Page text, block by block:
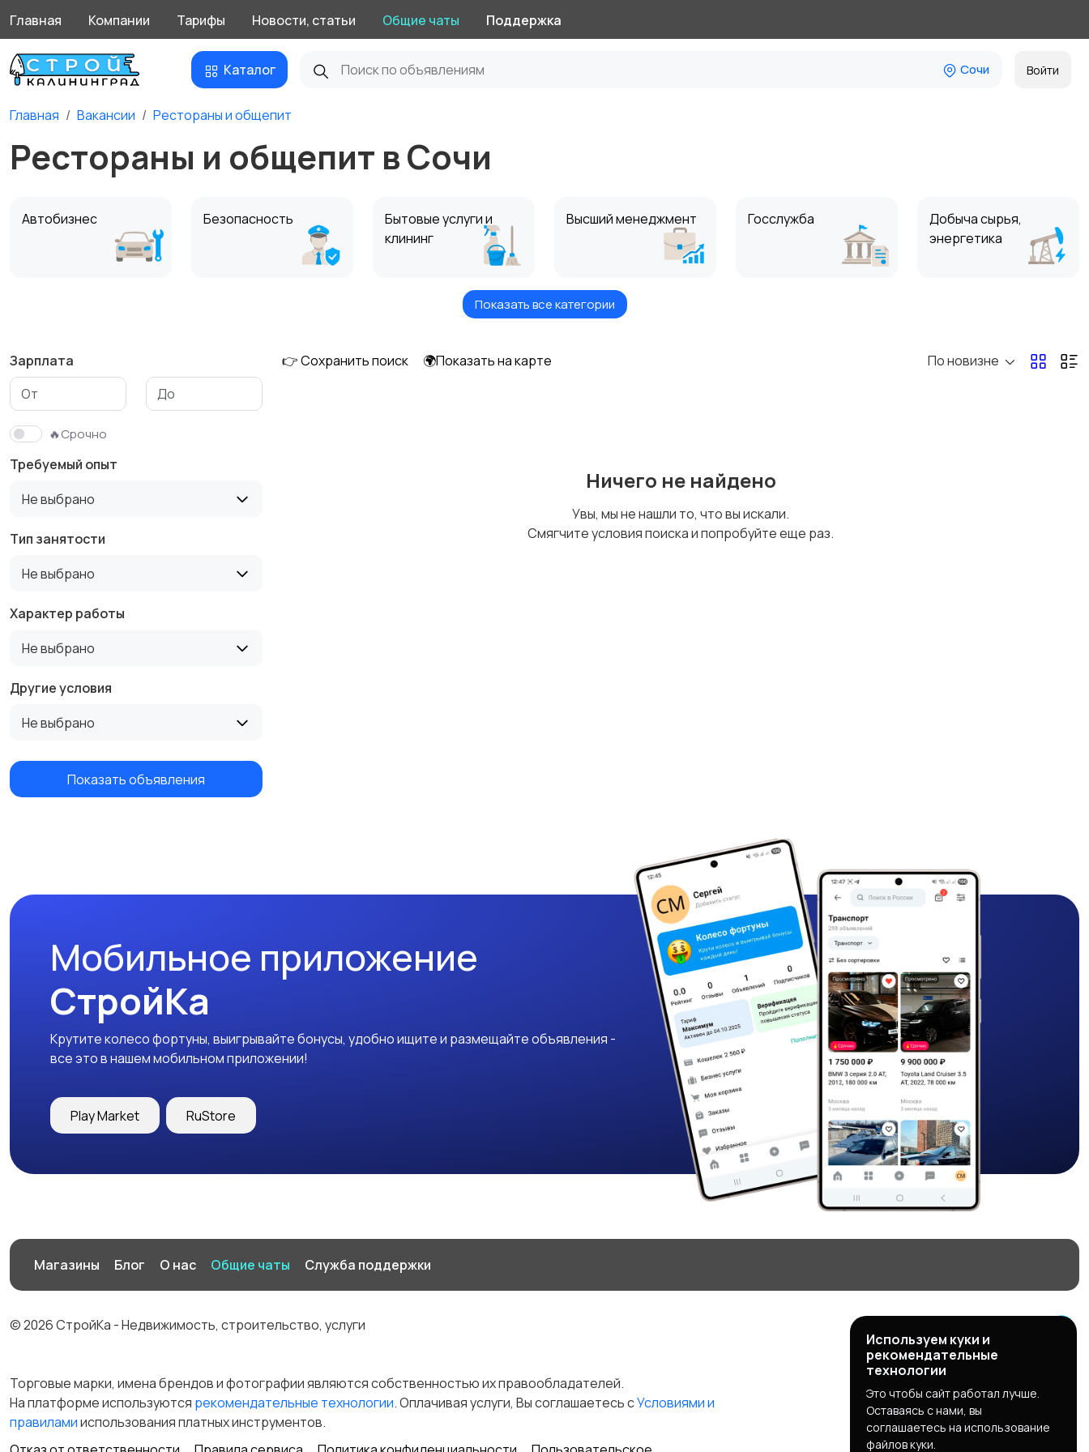
Главная Компании Тарифы Новости, статьи Общие чаты Поддержка
Каталог Сочи Войти
Главная Вакансии Рестораны и общепит
Рестораны и общепит в Сочи
Автобизнес Безопасность
Бытовые услуги и
клининг
Высший менеджмент Госслужба
Добыча сырья,
энергетика
Информационные
Искусство и
Начало карьеры
Производство
Рестораны и
Показать все категории
Зарплата
🔥Срочно
Требуемый опыт
Не выбрано
Тип занятости
Не выбрано
Характер работы
Не выбрано
Другие условия
Не выбрано
Показать объявления
👉 Сохранить поиск 🌍Показать на карте По новизне
Ничего не найдено
Увы, мы не нашли то, что вы искали.
Смягчите условия поиска и попробуйте еще раз.
Мобильное приложение
СтройКа
Крутите колесо фортуны, выигрывайте бонусы, удобно ищите и размещайте объявления -
все это в нашем мобильном приложении!
Play Market RuStore
Магазины Блог О нас Общие чаты Служба поддержки
© 2026 СтройКа - Недвижимость, строительство, услуги
Торговые марки, имена брендов и фотографии являются собственностью их правообладателей.
На платформе используются рекомендательные технологии. Оплачивая услуги, Вы соглашаетесь cУсловиями и
правиламииспользования платных инструментов.
Используем куки и
рекомендательные
технологии
Это чтобы сайт работал лучше.
Оставаясь с нами, вы
соглашаетесь на использование
файлов куки.